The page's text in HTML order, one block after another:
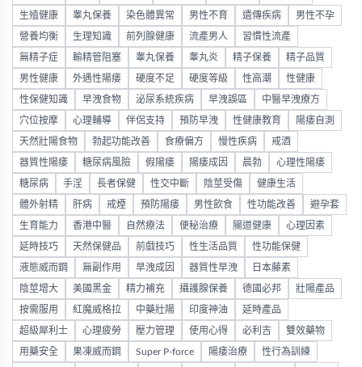
生殖健康 睾丸保養 染色體異常 男性不育 遺傳疾病 男性不孕
營養均衡 生理知識 前列腺健康 流產男人 習慣性流產
無精子症 輸精管阻塞 睾丸保養 睾丸炎 精子保養 精子品質
男性健康 外遇性陽痿 硬度不足 硬度等級 性高潮 性健康
性保健知識 早洩食物 泌尿系統疾病 早洩誤區 中醫早洩療方
穴位按摩 心理輔導 伴侶支持 預防早洩 性健康教育 陽痿自測
天然壯陽食物 勃起功能改善 食療偏方 慢性疾病 戒酒
器質性陽痿 糖尿病風險 假陽痿 陽痿成因 晨勃 心理性陽痿
糖尿病 手淫 長者保健 性交中斷 陰莖受傷 健康生活
體外射精 肝病 戒煙 預防陽痿 男性飲食 性功能改善 避孕套
生育能力 香港中醫 自然療法 便秘治療 腸道健康 心理因素
延時技巧 天然保健品 前戲技巧 性生活品質 性功能保健
液態威而鋼 無副作用 早洩成因 器質性早洩 日本藤素
陰莖增大 美國黑金 精力補充 攝護腺保養 德國必邦 壯陽產品
按需服用 紅魔威格拉 中藥壯陽 印度神油 延時產品
超級犀利士 心理疲勞 壓力管理 使用心得 必利吉 雙效藥物
用藥安全 果凍威而鋼 Super P-force 陽痿治療 性行為訓練